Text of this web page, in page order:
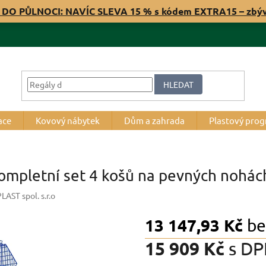
DO PŮLNOCI: NAVÍC SLEVA 15 % s kódem EXTRA15 –
HLEDAT
Kovový nábytek Dům a zahrada Plastový
set 4 košů na pevných
spol. s.r.o
13 147,93 Kč
15 909 Kč s